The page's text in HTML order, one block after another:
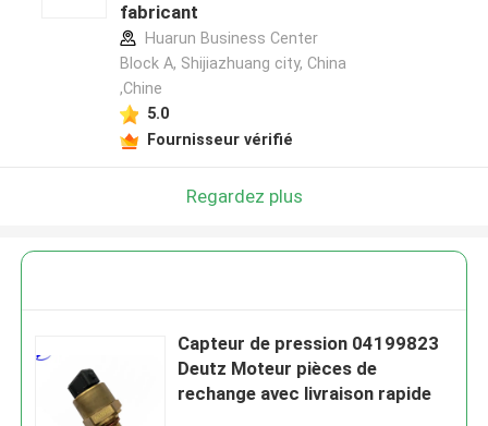
fabricant
Huarun Business Center
Block A, Shijiazhuang city, China
,Chine
5.0
Fournisseur vérifié
Regardez plus
Capteur de pression 04199823
Deutz Moteur pièces de
rechange avec livraison rapide